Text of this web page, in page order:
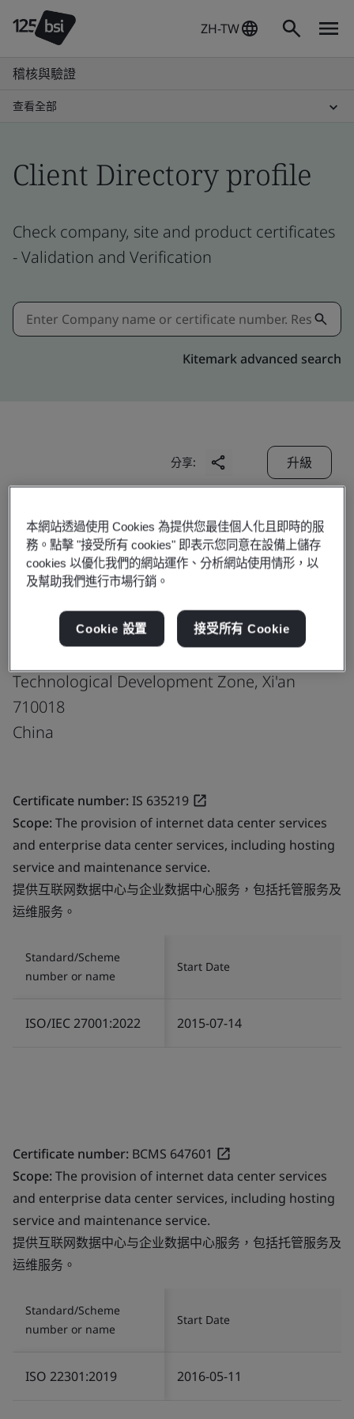
ZH-TW
稽核與驗證
查看全部
Client Directory profile
Check company, site and product certificates
- Validation and Verification
Kitemark advanced search
分享: 升級
Beijing VNET Broadband
Data Center Co., Ltd.
Xi’an Fengzhu Data Center
No. 11, Factory Building
Guanzhong Comprehensive Bonded Zone
Technological Development Zone, Xi'an
710018
China
Certificate number:IS 635219
Scope:The provision of internet data center services
and enterprise data center services, including hosting
service and maintenance service.
提供互联网数据中心与企业数据中心服务，包括托管服务及
运维服务。
Standard/Scheme
number or name
Start Date
ISO/IEC 27001:2022 2015-07-14
Certificate number: BCMS 647601
Scope:The provision of internet data center services
and enterprise data center services, including hosting
service and maintenance service.
提供互联网数据中心与企业数据中心服务，包括托管服务及
运维服务。
Standard/Scheme
number or name
Start Date
ISO 22301:2019 2016-05-11
本網站透過使用 Cookies 為提供您最佳個人化且即時的服
務。點擊 "接受所有 cookies" 即表示您同意在設備上儲存
cookies 以優化我們的網站運作、分析網站使用情形，以
及幫助我們進行市場行銷。
Cookie 設置 接受所有 Cookie